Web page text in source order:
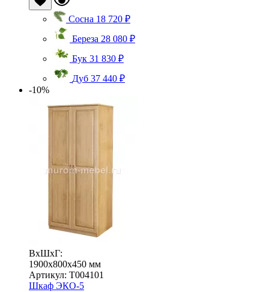
Сосна 18 720 ₽
Береза 28 080 ₽
Бук 31 830 ₽
Дуб 37 440 ₽
-10%
ВхШхГ:
1900x800x450 мм
Артикул: Т004101
Шкаф ЭКО-5